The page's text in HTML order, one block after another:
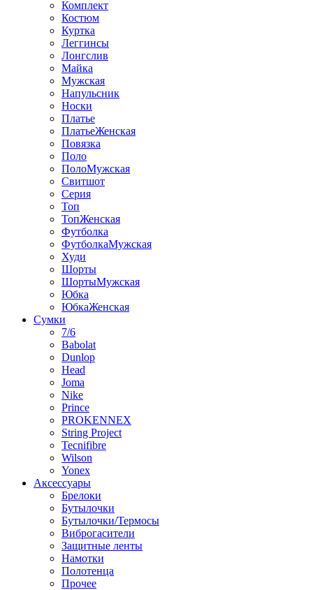
Комплект
Костюм
Куртка
Леггинсы
Лонгслив
Майка
Мужская
Напульсник
Носки
Платье
ПлатьеЖенская
Повязка
Поло
ПолоМужская
Свитшот
Серия
Топ
ТопЖенская
Футболка
ФутболкаМужская
Худи
Шорты
ШортыМужская
Юбка
ЮбкаЖенская
Сумки
7/6
Babolat
Dunlop
Head
Joma
Nike
Prince
PROKENNEX
String Project
Tecnifibre
Wilson
Yonex
Аксессуары
Брелоки
Бутылочки
Бутылочки/Термосы
Виброгасители
Защитные ленты
Намотки
Полотенца
Прочее